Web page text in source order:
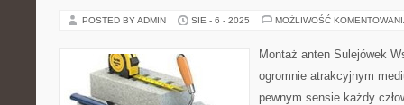
POSTED BY ADMIN SIE - 6 - 2025 MOŻLIWOŚĆ
Montaż anten Sulejówek
ogromnie atrakcyjnym
pewnym sensie każdy